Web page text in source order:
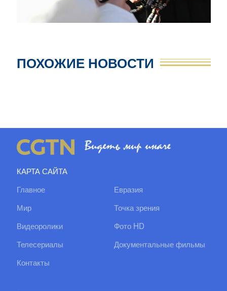
ПОХОЖИЕ НОВОСТИ
КАРТА САЙТА
Главное
Евразия
Мир
Точка зрения
Видеоролики
Фото HD
Телесериалы
Документальные фильмы
Контакты